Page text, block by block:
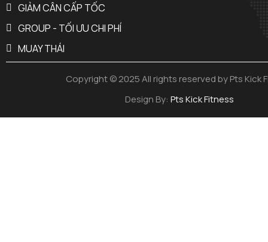
GIẢM CÂN CẤP TỐC
GROUP - TỐI ƯU CHI PHÍ
MUAY THÁI
Copyright © 2025 All rights reserved by Pts Kick
Design By: Pts Kick Fitness